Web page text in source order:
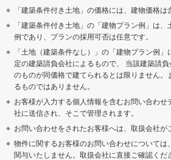
「建築条件付き土地」の価格には、建物価格は
「建築条件付き土地」の「建物プラン例」は
例であり、プランの採用可否は任意です。
「土地（建築条件なし）」の「建物プラン例
定の建築請負会社によるもので、 当該建築請
のものが同価格で建てられるとは限りません
るものではありません。
お客様が入力する個人情報を含むお問い合わ
社に送信され、そこで管理されます。
お問い合わせをされたお客様へは、取扱会社が
物件に関するお客様のお問い合わせについては
関与いたしません。取扱会社に直接ご確認くだ